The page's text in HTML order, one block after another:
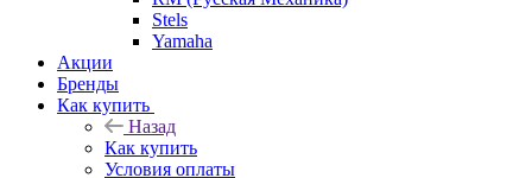
Stels
Yamaha
Акции
Бренды
Как купить
Назад
Как купить
Условия оплаты